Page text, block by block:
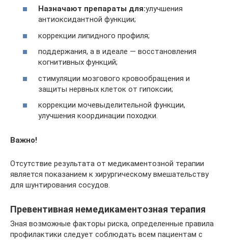
Назначают препараты для:улучшения
антиоксидантной функции;
коррекции липидного профиля;
поддержания, а в идеале — восстановления
когнитивных функций;
стимуляции мозгового кровообращения и
защиты нервных клеток от гипоксии;
коррекции мочевыделительной функции,
улучшения координации походки.
Важно!
Отсутствие результата от медикаментозной терапии
является показанием к хирургическому вмешательству
для шунтирования сосудов.
Превентивная немедикаментозная терапия
Зная возможные факторы риска, определенные правила
профилактики следует соблюдать всем пациентам с